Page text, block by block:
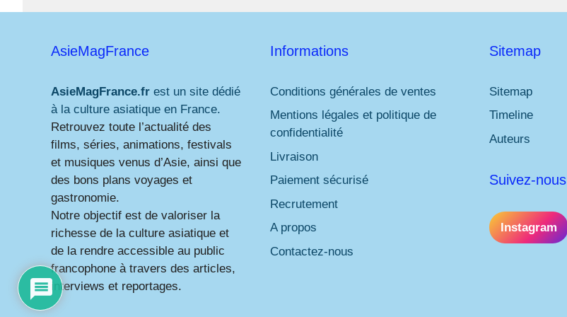
AsieMagFrance
AsieMagFrance.fr est un site dédié
à la culture asiatique en France.
Retrouvez toute l’actualité des
films, séries, animations, festivals
et musiques venus d’Asie, ainsi que
des bons plans voyages et
gastronomie.
Notre objectif est de valoriser la
richesse de la culture asiatique et
de la rendre accessible au public
francophone à travers des articles,
interviews et reportages.
Informations
Conditions générales de ventes
Mentions légales et politique de
confidentialité
Livraison
Paiement sécurisé
Recrutement
A propos
Contactez-nous
Sitemap
Sitemap
Timeline
Auteurs
Suivez-nous
Instagram